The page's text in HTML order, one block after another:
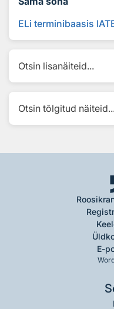
ELi terminibaasis
Otsin lisanäiteid...
Otsin tõlgitud
E-